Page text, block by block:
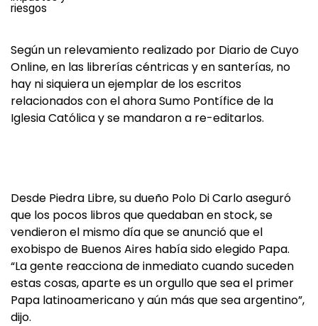
Según un relevamiento realizado por Diario de Cuyo
Online, en las librerías céntricas y en santerías, no
hay ni siquiera un ejemplar de los escritos
relacionados con el ahora Sumo Pontífice de la
Iglesia Católica y se mandaron a re-editarlos.
Desde Piedra Libre, su dueño Polo Di Carlo aseguró
que los pocos libros que quedaban en stock, se
vendieron el mismo día que se anunció que el
exobispo de Buenos Aires había sido elegido Papa.
“La gente reacciona de inmediato cuando suceden
estas cosas, aparte es un orgullo que sea el primer
Papa latinoamericano y aún más que sea argentino”,
dijo.